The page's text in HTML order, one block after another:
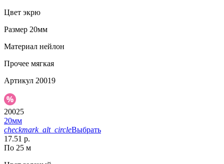
Цвет экрю
Размер 20мм
Материал нейлон
Прочее мягкая
Артикул 20019
20025
20мм
checkmark_alt_circleВыбрать
17.51 р.
По 25 м